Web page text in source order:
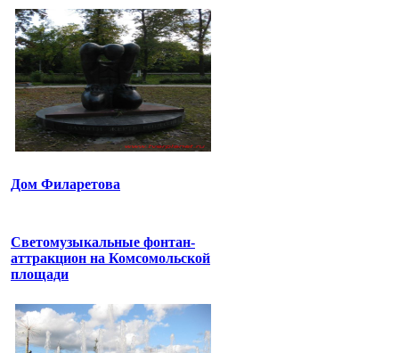
Дом Филаретова
Светомузыкальные фонтан-
аттракцион на Комсомольской
площади